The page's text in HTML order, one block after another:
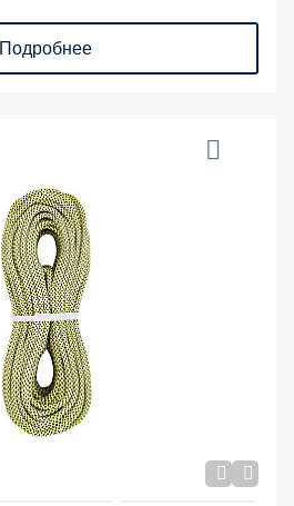
Подробнее